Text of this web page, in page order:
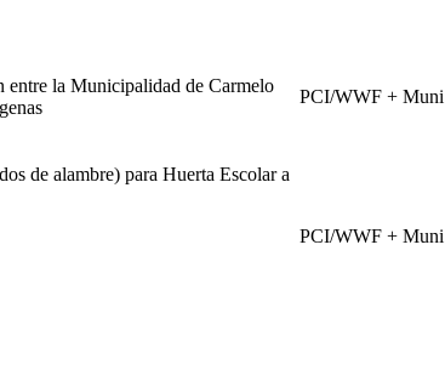
entre la Municipalidad de Carmelo
PCI/WWF + Muni
de alambre) para Huerta Escolar a
PCI/WWF + Muni